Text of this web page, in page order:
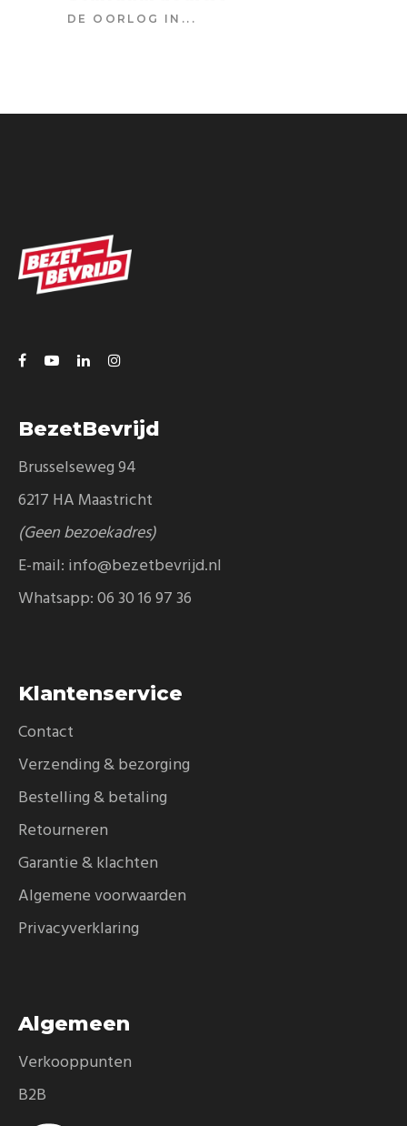
DE OORLOG IN...
BezetBevrijd
Brusselseweg 94
6217 HA Maastricht
(Geen bezoekadres)
E-mail: info@bezetbevrijd.nl
Whatsapp:06 30 16 97 36
Klantenservice
Contact
Verzending & bezorging
Bestelling & betaling
Retourneren
Garantie & klachten
Algemene voorwaarden
Privacyverklaring
Algemeen
Verkooppunten
B2B